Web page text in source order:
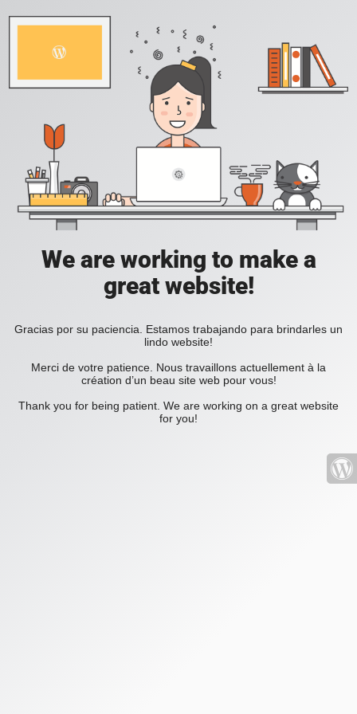
We are working to make a
great website!
Gracias por su paciencia. Estamos trabajando para brindarles un
lindo website!
Merci de votre patience. Nous travaillons actuellement à la
création d’un beau site web pour vous!
Thank you for being patient. We are working on a great website
for you!